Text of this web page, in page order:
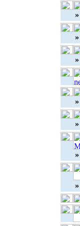
»
»
»
»
»
»
»